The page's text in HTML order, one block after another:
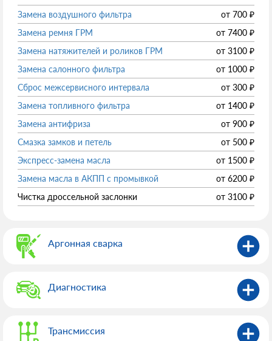
Замена воздушного фильтра
от 700 ₽
Замена ремня ГРМ
от 7400 ₽
Замена натяжителей и роликов ГРМ
от 3100 ₽
Замена салонного фильтра
от 1000 ₽
Сброс межсервисного интервала
от 300 ₽
Замена топливного фильтра
от 1400 ₽
Замена антифриза
от 900 ₽
Смазка замков и петель
от 500 ₽
Экспресс-замена масла
от 1500 ₽
Замена масла в АКПП с промывкой
от 6200 ₽
Чистка дроссельной заслонки
от 3100 ₽
Аргонная сварка
Диагностика
Трансмиссия